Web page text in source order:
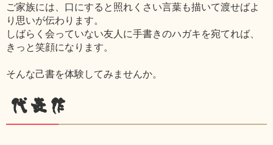
ご家族には、口にすると照れくさい言葉も描いて渡せばよ
り思いが伝わります。
しばらく会っていない友人に手書きのハガキを宛てれば、
きっと笑顔になります。
そんな己書を体験してみませんか。
代表作